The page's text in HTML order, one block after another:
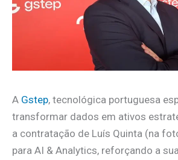
A Gstep, tecnológica portuguesa
transformar dados em ativos
a contratação de Luís Quinta (na
para AI & Analytics, reforçando a